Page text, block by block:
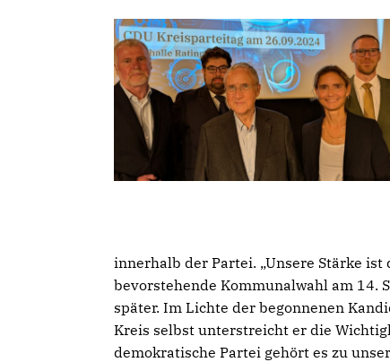
innerhalb der Partei. „Unsere Stärke
bevorstehende Kommunalwahl am 14.
später. Im Lichte der begonnenen
Kreis selbst unterstreicht er die
demokratische Partei gehört es zu